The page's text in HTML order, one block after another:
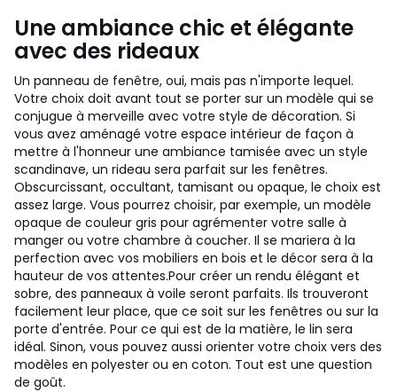
Une ambiance chic et élégante
avec des rideaux
Un panneau de fenêtre, oui, mais pas n'importe lequel.
Votre choix doit avant tout se porter sur un modèle qui se
conjugue à merveille avec votre style de décoration. Si
vous avez aménagé votre espace intérieur de façon à
mettre à l'honneur une ambiance tamisée avec un style
scandinave, un rideau sera parfait sur les fenêtres.
Obscurcissant, occultant, tamisant ou opaque, le choix est
assez large. Vous pourrez choisir, par exemple, un modèle
opaque de couleur gris pour agrémenter votre salle à
manger ou votre chambre à coucher. Il se mariera à la
perfection avec vos mobiliers en bois et le décor sera à la
hauteur de vos attentes.Pour créer un rendu élégant et
sobre, des panneaux à voile seront parfaits. Ils trouveront
facilement leur place, que ce soit sur les fenêtres ou sur la
porte d'entrée. Pour ce qui est de la matière, le lin sera
idéal. Sinon, vous pouvez aussi orienter votre choix vers des
modèles en polyester ou en coton. Tout est une question
de goût.